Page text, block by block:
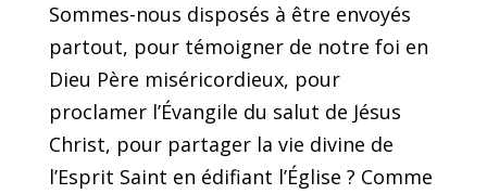
Sommes-nous disposés à être envoyés
partout, pour témoigner de notre foi en
Dieu Père miséricordieux, pour
proclamer l’Évangile du salut de Jésus
Christ, pour partager la vie divine de
l’Esprit Saint en édifiant l’Église ? Comme